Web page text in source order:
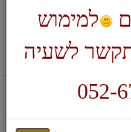
הקניות
למימוש
לשעיה
052-